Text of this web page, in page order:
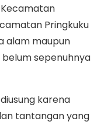
Pringkuku
alam maupun
sepenuhnya
karena
tantangan yang